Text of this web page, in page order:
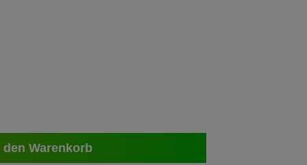
den Warenkorb